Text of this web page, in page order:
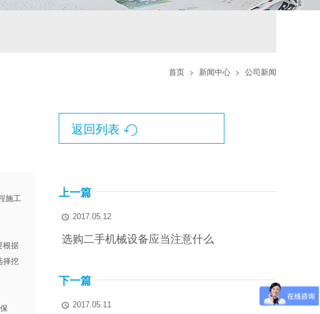
首页 > 新闻中心 > 公司新闻
施工
根据
择挖
返回列表 
上一篇
 2017.05.12
选购二手机械设备应当注意什么
下一篇
 2017.05.11